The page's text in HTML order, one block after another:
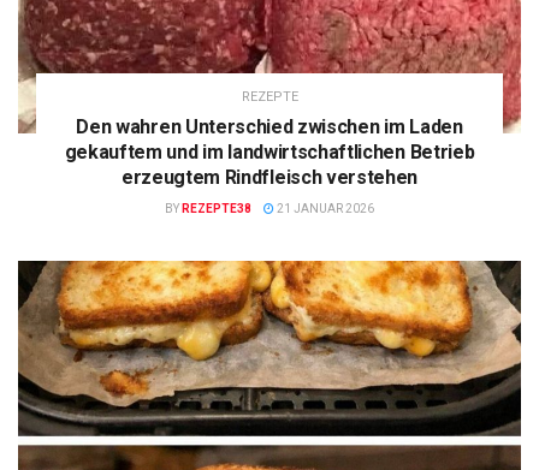
REZEPTE
Den wahren Unterschied zwischen im Laden
gekauftem und im landwirtschaftlichen Betrieb
erzeugtem Rindfleisch verstehen
BY REZEPTE38 21 JANUAR 2026